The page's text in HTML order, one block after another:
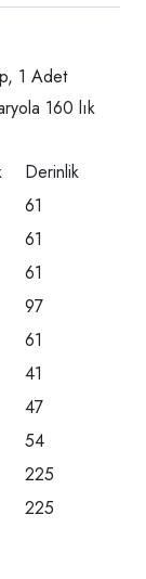
1 Adet
160 lık
Derinlik
61
61
61
97
61
41
47
54
225
225